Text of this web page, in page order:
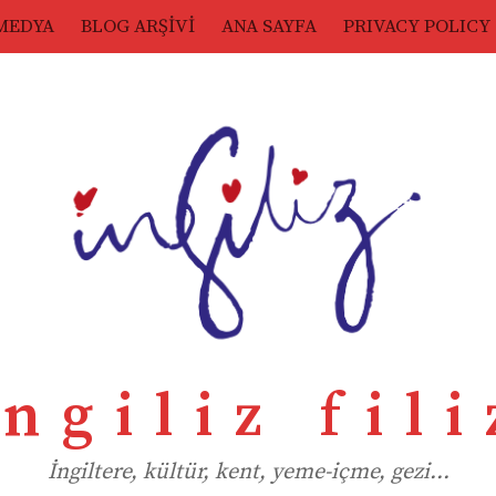
BLOG ARŞİVİ ANA SAYFA PRIVACY POLICY
İngiltere, kültür, kent, yeme-içme, gezi…